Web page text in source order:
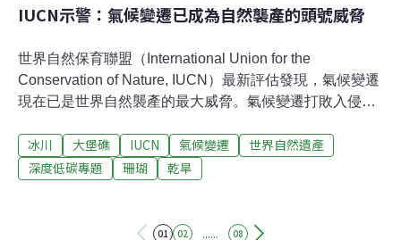
IUCN示警：氣候變遷已成為自然襲產的頭號威脅
世界自然保育聯盟（International Union for the
Conservation of Nature, IUCN）最新評估發現，氣候變遷
現在已是世界自然襲產的最大威脅。氣候變遷打敗入侵物
認定，擁有特殊地貌、罕見生態過程、重要棲息地和生物
多樣性的地點，是地球上最有價值的自然資產。但現在有
標示為「危急」。IUCN世界襲產展望報告第三版以2014
冰川 大堡礁 IUCN 氣候變遷
世界自然遺產
深度低碳專題
珊瑚 乾旱
01 02 ...... 08